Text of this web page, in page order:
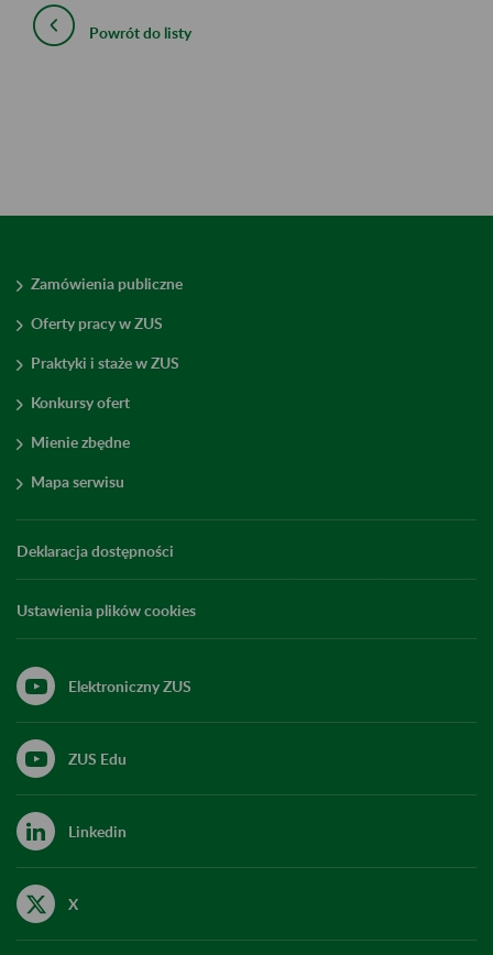
Powrót do listy
Zamówienia publiczne
Oferty pracy w ZUS
Praktyki i staże w ZUS
Konkursy ofert
Mienie zbędne
Mapa serwisu
Deklaracja dostępności
Ustawienia plików cookies
Elektroniczny ZUS
ZUS Edu
Linkedin
X